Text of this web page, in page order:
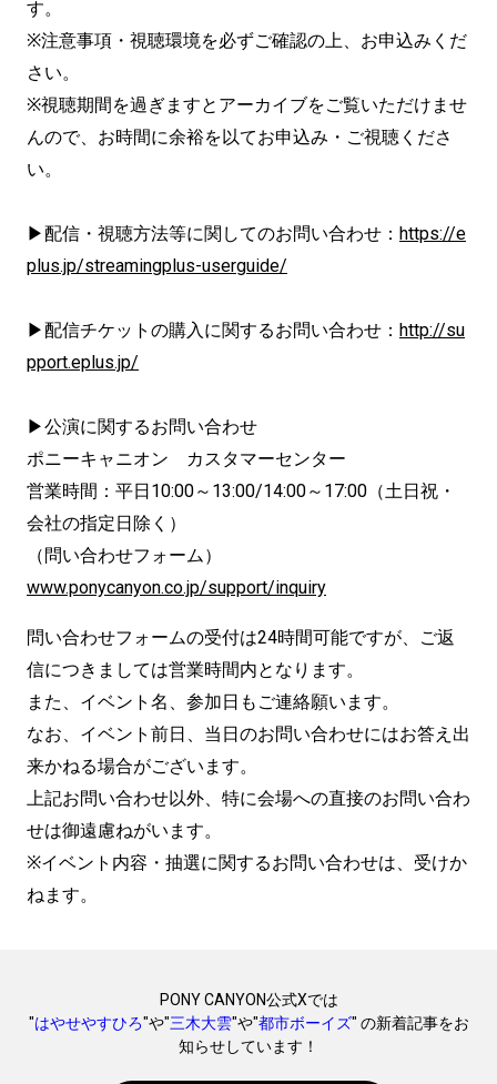
す。
※注意事項・視聴環境を必ずご確認の上、お申込みくだ
さい。
※視聴期間を過ぎますとアーカイブをご覧いただけませ
んので、お時間に余裕を以てお申込み・ご視聴くださ
い。
▶配信・視聴方法等に関してのお問い合わせ： https://e
plus.jp/streamingplus-userguide/
▶配信チケットの購入に関するお問い合わせ： http://su
pport.eplus.jp/
▶公演に関するお問い合わせ
ポニーキャニオン カスタマーセンター
営業時間：平日10:00～13:00/14:00～17:00（土日祝・
会社の指定日除く）
（問い合わせフォーム）
www.ponycanyon.co.jp/support/inquiry
問い合わせフォームの受付は24時間可能ですが、ご返
信につきましては営業時間内となります。
また、イベント名、参加日もご連絡願います。
なお、イベント前日、当日のお問い合わせにはお答え出
来かねる場合がございます。
上記お問い合わせ以外、特に会場への直接のお問い合わ
せは御遠慮ねがいます。
※イベント内容・抽選に関するお問い合わせは、受けか
ねます。
PONY CANYON公式Xでは
"はやせやすひろ"や"三木大雲"や"都市ボーイズ" の新着記事をお
知らせしています！